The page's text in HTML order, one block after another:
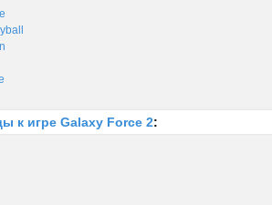
к игре Galaxy Force 2: